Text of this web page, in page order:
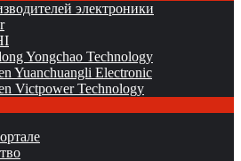
электроники
Yongchao Technology
Yuanchuangli Electronic
Victpower Technology